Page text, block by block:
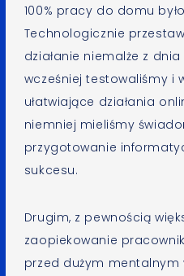
100% pracy do domu
Technologicznie
działanie niemalże z
wcześniej testowaliśmy i
ułatwiające działania
niemniej mieliśmy
przygotowanie
sukcesu.
Drugim, z pewnością
zaopiekowanie
przed dużym mentalnym